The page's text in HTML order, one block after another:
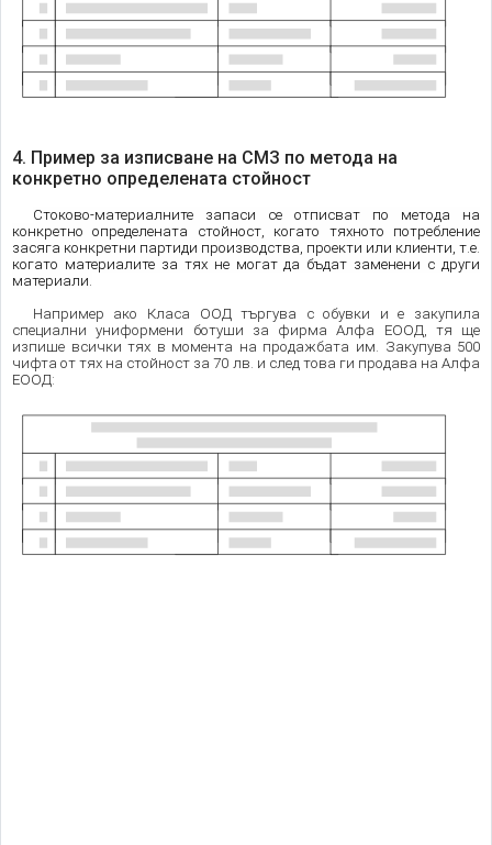
4. Пример за изписване на СМЗ по метода на
конкретно определената стойност
Стоково-материалните запаси се отписват по метода на
конкретно определената стойност, когато тяхното потребление
засяга конкретни партиди производства, проекти или клиенти, т.е.
когато материалите за тях не могат да бъдат заменени с други
материали.
Например ако Класа ООД търгува с обувки и е закупила
специални униформени ботуши за фирма Алфа ЕООД, тя ще
изпише всички тях в момента на продажбата им. Закупува 500
чифта от тях на стойност за 70 лв. и след това ги продава на Алфа
ЕООД: